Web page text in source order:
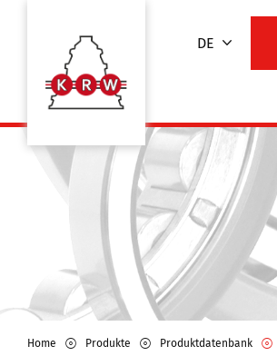
DE
Home Produkte Produktdatenbank